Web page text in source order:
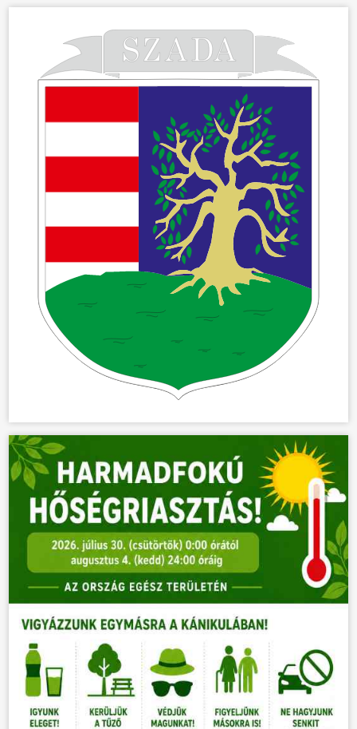
ÖNKORMÁNYZAT
ÜGYINTÉZÉS
KÖZÖSSÉG
HÍREK
VÁLASZTÁSOK